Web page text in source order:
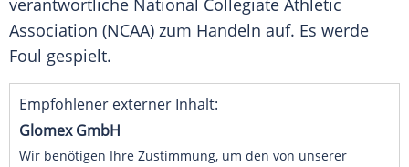
verantwortliche National Collegiate Athletic
Association (NCAA) zum Handeln auf. Es werde
Foul gespielt.
Empfohlener externer Inhalt:
Glomex GmbH
Wir benötigen Ihre Zustimmung, um den von unserer